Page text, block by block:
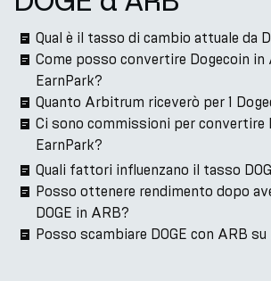
Qual è il tasso di cambio attuale da
Come posso convertire Dogecoin
EarnPark?
Quanto Arbitrum riceverò per 1
Ci sono commissioni per convertire
EarnPark?
Quali fattori influenzano il tasso
Posso ottenere rendimento dopo
DOGE in ARB?
Posso scambiare DOGE con ARB su